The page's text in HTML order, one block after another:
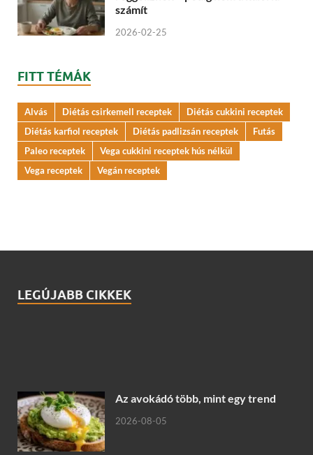
számít
2026-02-25
FITT TÉMÁK
Alvás Diétás csirkemell receptek
Diétás cukkini receptek
Diétás karfiol receptek
Diétás padlizsán receptek
Futás
Paleo receptek
Vega cukkini receptek hús nélkül
Vega receptek
Vegán receptek
LEGÚJABB CIKKEK
Az avokádó több, mint egy trend
2026-08-05